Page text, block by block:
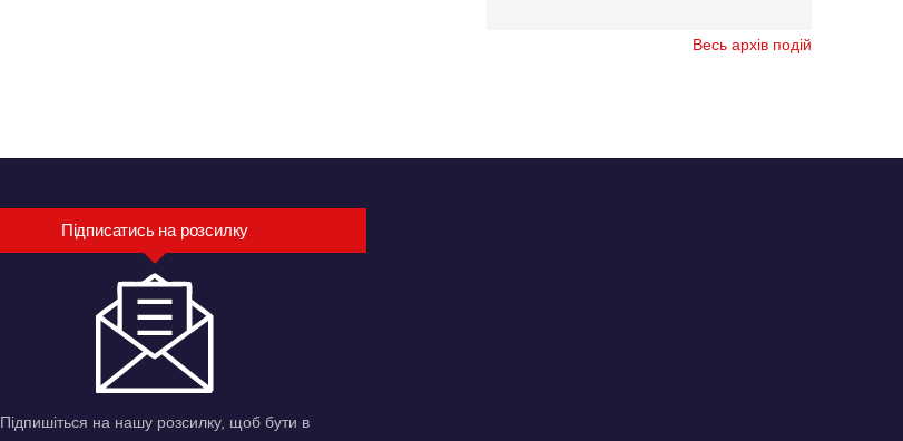
Весь архів подій
Підписатись на розсилку
Підпишіться на нашу розсилку, щоб бути в